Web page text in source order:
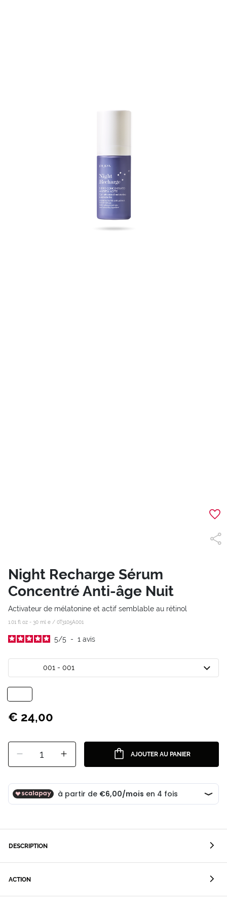
Night Recharge Sérum
Concentré Anti-âge Nuit
Activateur de mélatonine et actif semblable au rétinol
1.01 fl oz - 30 ml e / 0T3105A001
5/5 - 1 avis
001 - 001
€ 24,00
1 AJOUTER AU PANIER
DESCRIPTION
ACTION